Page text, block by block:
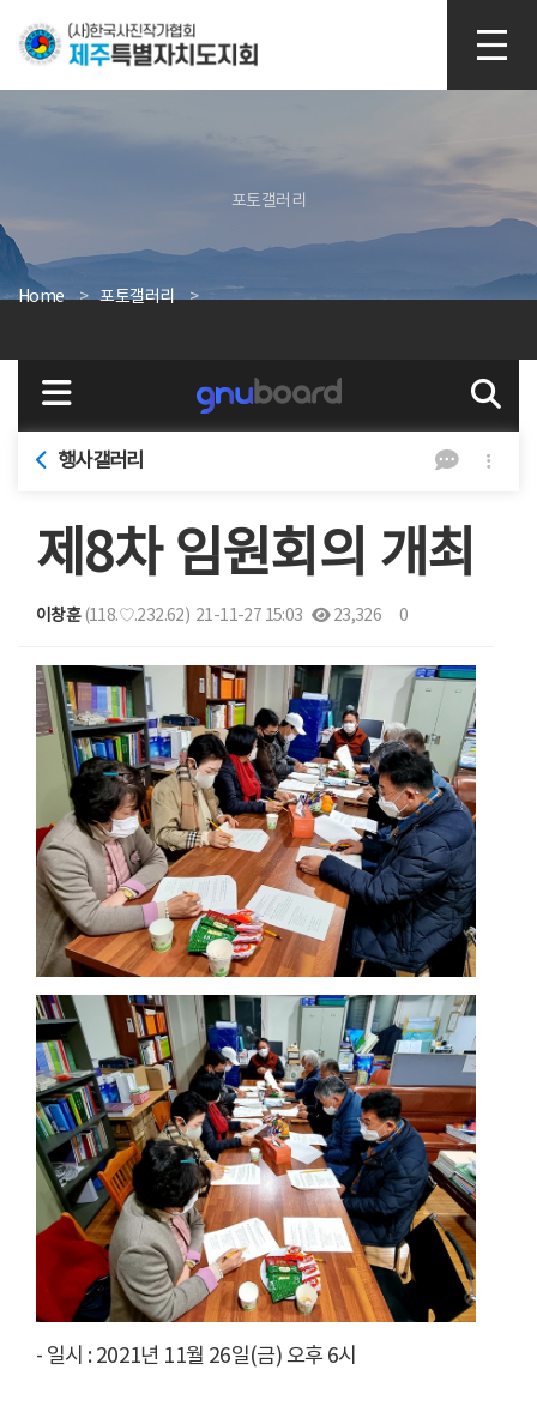
포토갤러리
Home 포토갤러리
행사갤러리
제8차 임원회의 개최
이창훈(118.♡.232.62) 21-11-27 15:03 23,326 0
본문
- 일시 : 2021년 11월 26일(금) 오후 6시